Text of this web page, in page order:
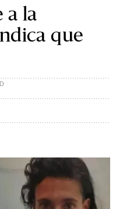
a la
que